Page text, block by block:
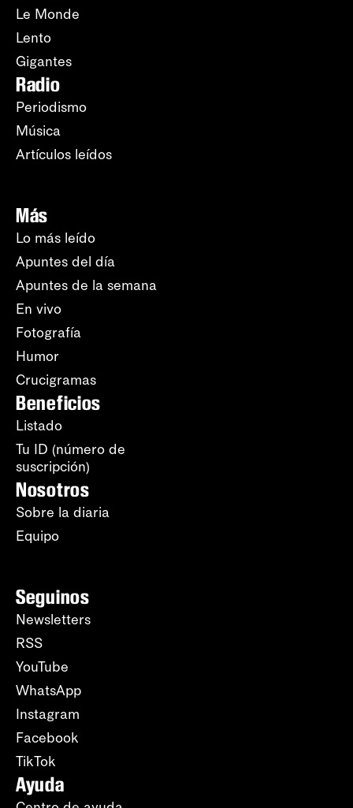
Le Monde
Lento
Gigantes
Radio
Periodismo
Música
Artículos leídos
Más
Lo más leído
Apuntes del día
Apuntes de la semana
En vivo
Fotografía
Humor
Crucigramas
Beneficios
Listado
Tu ID (número de
suscripción)
Nosotros
Sobre la diaria
Equipo
Seguinos
Newsletters
RSS
YouTube
WhatsApp
Instagram
Facebook
TikTok
Ayuda